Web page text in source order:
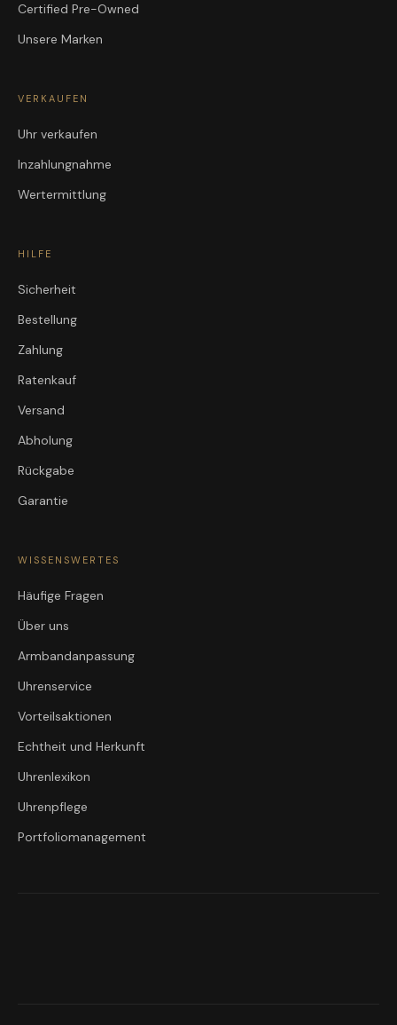
Certified Pre-Owned
Unsere Marken
VERKAUFEN
Uhr verkaufen
Inzahlungnahme
Wertermittlung
HILFE
Sicherheit
Bestellung
Zahlung
Ratenkauf
Versand
Abholung
Rückgabe
Garantie
WISSENSWERTES
Häufige Fragen
Über uns
Armbandanpassung
Uhrenservice
Vorteilsaktionen
Echtheit und Herkunft
Uhrenlexikon
Uhrenpflege
Portfoliomanagement